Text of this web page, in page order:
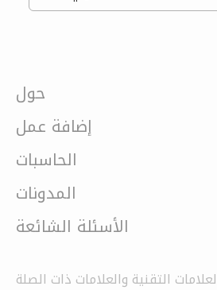
حول
إضافة عمل
الحاسبات
المدونات
الأسئلة الشائعة
التقنية والعلامات ذات الصلة